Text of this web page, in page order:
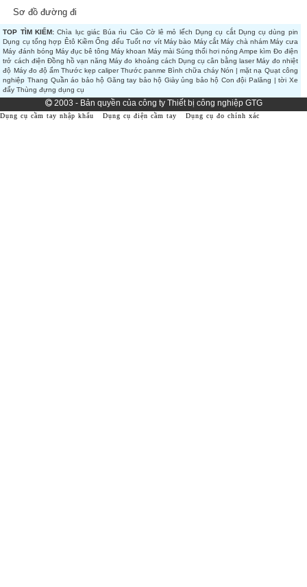
Sơ đồ đường đi
TOP TÌM KIẾM:Chìa lục giác Búa rìu Cảo Cờ lê mỏ lếch Dụng cụ cắt Dụng cụ dùng pin
Dụng cụ tổng hợp Êtô Kiềm Ống đếu Tuốt nơ vít Máy bào Máy cắt Máy chà nhám Máy cưa
Máy đánh bóng Máy đục bê tông Máy khoan Máy mài Súng thổi hơi nóng Ampe kìm Đo điện
trở cách điện Đồng hồ vạn năng Máy đo khoảng cách Dụng cụ cân bằng laser Máy đo nhiệt
độ Máy đo độ ẩm Thước kẹp caliper Thước panme Bình chữa cháy Nón | mặt nạ Quạt công
nghiệp Thang Quần áo bảo hộ Găng tay bảo hộ Giày ủng bảo hộ Con đội Palăng | tời Xe
đẩy Thùng đựng dụng cụ
2003 - Bản quyền của công ty Thiết bị công nghiệp GTG
Dụng cụ cầm tay nhập khẩu Dụng cụ điện cầm tay Dụng cụ đo chính xác